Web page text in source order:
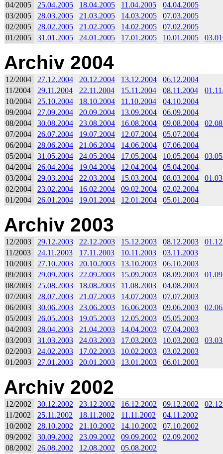
04/2005
25.04.2005 18.04.2005 11.04.2005
04.04.2005
03/2005
28.03.2005 21.03.2005 14.03.2005
07.03.2005
02/2005
28.02.2005 21.02.2005 14.02.2005
07.02.2005
01/2005
31.01.2005 24.01.2005 17.01.2005 10.01.2005
Archiv 2004
12/2004 27.12.2004 20.12.2004 13.12.2004
06.12.2004
11/2004
29.11.2004 22.11.2004 15.11.2004 08.11.2004
10/2004
25.10.2004 18.10.2004 11.10.2004
04.10.2004
09/2004
27.09.2004 20.09.2004 13.09.2004
06.09.2004
08/2004
30.08.2004 23.08.2004 16.08.2004 09.08.2004
07/2004
26.07.2004 19.07.2004 12.07.2004
05.07.2004
06/2004
28.06.2004 21.06.2004 14.06.2004
07.06.2004
05/2004
31.05.2004 24.05.2004 17.05.2004 10.05.2004
04/2004
26.04.2004 19.04.2004 12.04.2004
05.04.2004
03/2004
29.03.2004 22.03.2004 15.03.2004 08.03.2004
02/2004
23.02.2004 16.02.2004 09.02.2004
02.02.2004
01/2004
26.01.2004 19.01.2004 12.01.2004 05.01.2004
Archiv 2003
12/2003 29.12.2003 22.12.2003 15.12.2003 08.12.2003
11/2003
24.11.2003 17.11.2003 10.11.2003
03.11.2003
10/2003
27.10.2003 20.10.2003 13.10.2003
06.10.2003
09/2003
29.09.2003 22.09.2003 15.09.2003 08.09.2003
08/2003
25.08.2003 18.08.2003 11.08.2003
04.08.2003
07/2003
28.07.2003 21.07.2003 14.07.2003
07.07.2003
06/2003
30.06.2003 23.06.2003 16.06.2003 09.06.2003
05/2003
26.05.2003 19.05.2003 12.05.2003
05.05.2003
04/2003
28.04.2003 21.04.2003 14.04.2003
07.04.2003
03/2003
31.03.2003 24.03.2003 17.03.2003 10.03.2003
02/2003
24.02.2003 17.02.2003 10.02.2003
03.02.2003
01/2003
27.01.2003 20.01.2003 13.01.2003 06.01.2003
Archiv 2002
12/2002 30.12.2002 23.12.2002 16.12.2002 09.12.2002
11/2002
25.11.2002 18.11.2002 11.11.2002
04.11.2002
10/2002
28.10.2002 21.10.2002 14.10.2002
07.10.2002
09/2002
30.09.2002 23.09.2002 09.09.2002
02.09.2002
08/2002
26.08.2002 12.08.2002
05.08.2002